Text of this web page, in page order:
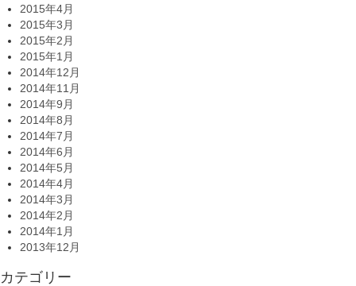
2015年4月
2015年3月
2015年2月
2015年1月
2014年12月
2014年11月
2014年9月
2014年8月
2014年7月
2014年6月
2014年5月
2014年4月
2014年3月
2014年2月
2014年1月
2013年12月
カテゴリー